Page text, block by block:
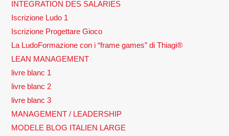
INTEGRATION DES SALARIES
Iscrizione Ludo 1
Iscrizione Progettare Gioco
La LudoFormazione con i “frame games” di Thiagi®
LEAN MANAGEMENT
livre blanc 1
livre blanc 2
livre blanc 3
MANAGEMENT / LEADERSHIP
MODELE BLOG ITALIEN LARGE